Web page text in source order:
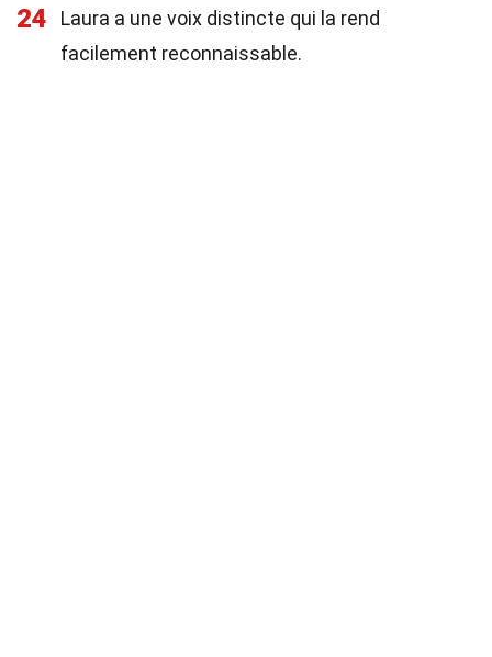
24
Laura a une voix distincte qui la rend
facilement reconnaissable.